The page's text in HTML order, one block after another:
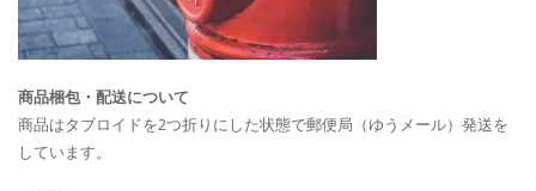
商品梱包・配送について
商品はタブロイドを2つ折りにした状態で郵便局（ゆうメール）発送を
しています。